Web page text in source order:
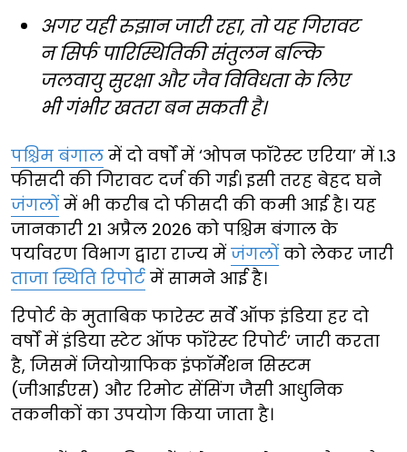
अगर यही रुझान जारी रहा, तो यह गिरावट
न सिर्फ पारिस्थितिकी संतुलन बल्कि
जलवायु सुरक्षा और जैव विविधता के लिए
भी गंभीर खतरा बन सकती है।
पश्चिम बंगाल में दो वर्षों में ‘ओपन फॉरेस्ट एरिया’ में 1.3
फीसदी की गिरावट दर्ज की गई। इसी तरह बेहद घने
जंगलों में भी करीब दो फीसदी की कमी आई है। यह
जानकारी 21 अप्रैल 2026 को पश्चिम बंगाल के
पर्यावरण विभाग द्वारा राज्य में जंगलों को लेकर जारी
ताजा स्थिति रिपोर्ट में सामने आई है।
रिपोर्ट के मुताबिक फारेस्ट सर्वे ऑफ इंडिया हर दो
वर्षों में इंडिया स्टेट ऑफ फॉरेस्ट रिपोर्ट’ जारी करता
है, जिसमें जियोग्राफिक इंफॉर्मेशन सिस्टम
(जीआईएस) और रिमोट सेंसिंग जैसी आधुनिक
तकनीकों का उपयोग किया जाता है।